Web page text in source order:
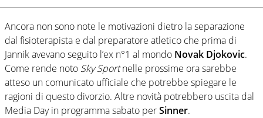
Ancora non sono note le motivazioni dietro la separazione
dal fisioterapista e dal preparatore atletico che prima di
Jannik avevano seguito l’ex n°1 al mondo Novak Djokovic.
Come rende noto Sky Sportnelle prossime ora sarebbe
atteso un comunicato ufficiale che potrebbe spiegare le
ragioni di questo divorzio. Altre novità potrebbero uscita dal
Media Day in programma sabato perSinner.